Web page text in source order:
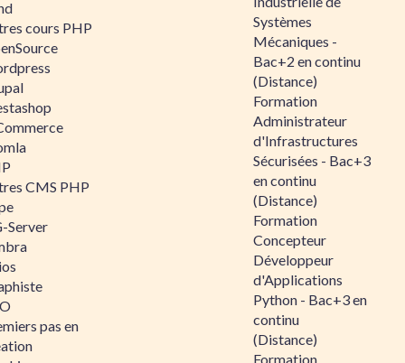
cours PHP
CMS PHP
Server
pas en
Systèmes
Mécaniques -
Bac+2 en continu
(Distance)
Formation
Administrateur
d'Infrastructures
Sécurisées - Bac+3
en continu
(Distance)
Formation
Concepteur
Développeur
d'Applications
Python - Bac+3 en
continu
(Distance)
Formation